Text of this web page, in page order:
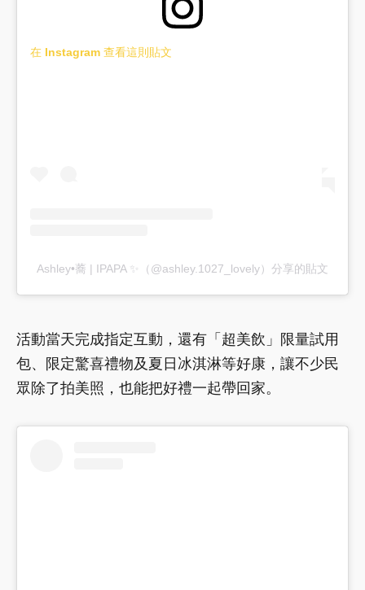
在 Instagram 查看這則貼文
Ashley•蕎 | IPAPA ✨（@ashley.1027_lovely）分享的貼文
活動當天完成指定互動，還有「超美飲」限量試用
包、限定驚喜禮物及夏日冰淇淋等好康，讓不少民
眾除了拍美照，也能把好禮一起帶回家。